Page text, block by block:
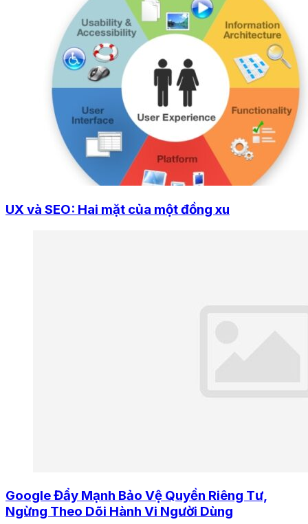
UX và SEO: Hai mặt của một đồng xu
Google Đẩy Mạnh Bảo Vệ Quyền Riêng Tư,
Ngừng Theo Dõi Hành Vi Người Dùng